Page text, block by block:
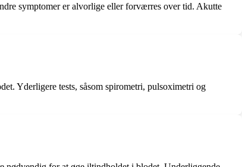
symptomer er alvorlige eller forværres over tid. Akutte
Yderligere tests, såsom spirometri, pulsoximetri og